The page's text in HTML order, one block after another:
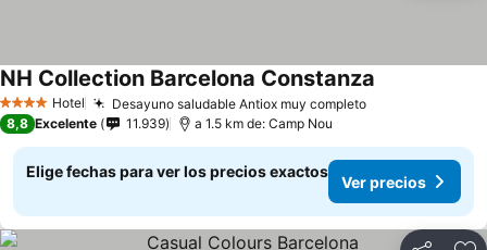
4 EstrellasHotel Desayuno saludable Antiox muy completo
NH Collection Barcelona Constanza
8,8 Excelente 11.939 a 1.5 km de: Camp Nou
Elige fechas para ver los precios exactos
Ver precios